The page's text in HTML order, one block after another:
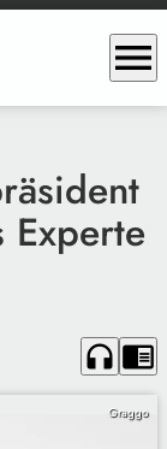
menu
headphones chrome_reader_mode
Graggo